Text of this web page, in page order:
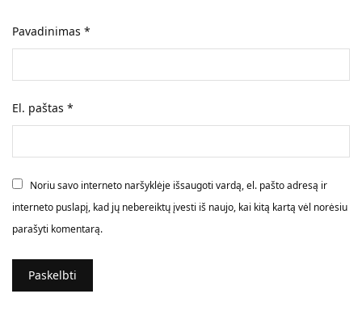
Pavadinimas*
El. paštas*
Noriu savo interneto naršyklėje išsaugoti vardą, el. pašto adresą ir
interneto puslapį, kad jų nebereiktų įvesti iš naujo, kai kitą kartą vėl norėsiu
parašyti komentarą.